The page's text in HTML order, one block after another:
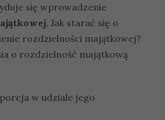
się wprowadzenie
. Jak starać się o
rozdzielności majątkowej?
o rozdzielność majątkową
w udziale jego